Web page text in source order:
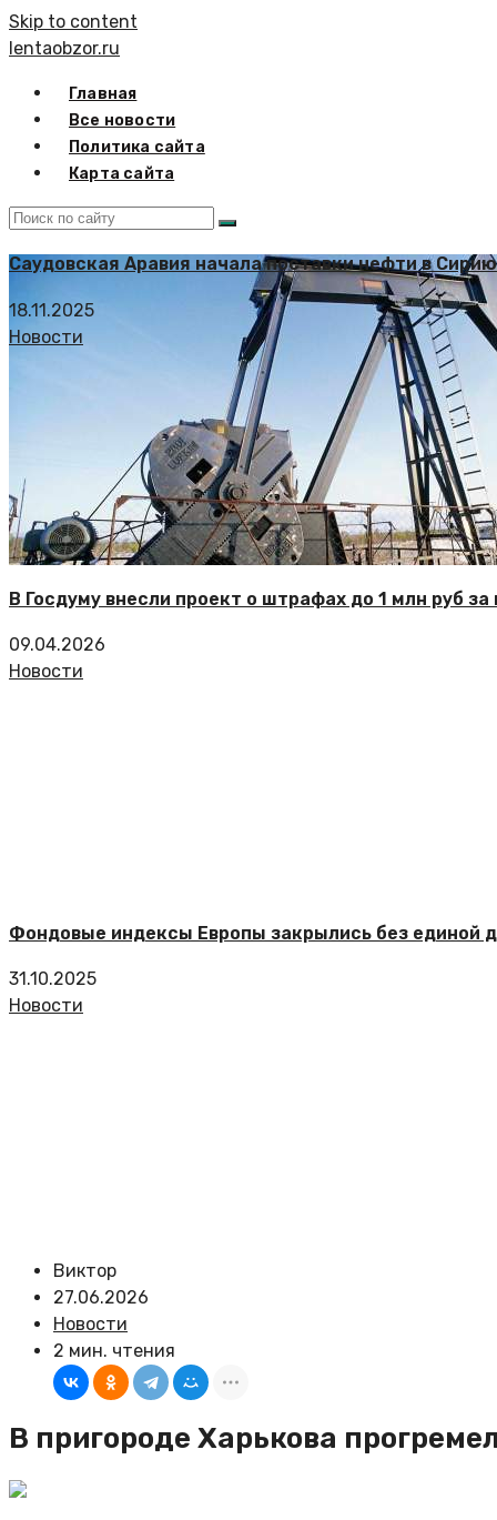
Skip to content
lentaobzor.ru
Главная
Все новости
Политика сайта
Карта сайта
Саудовская Аравия начала поставки нефти в
18.11.2025
Новости
В Госдуму внесли проект о штрафах до 1 млн руб
09.04.2026
Новости
Фондовые индексы Европы закрылись без единой
31.10.2025
Новости
Виктор
27.06.2026
Новости
2 мин. чтения
В пригороде Харькова